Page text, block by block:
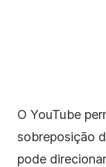
O YouTube
sobreposição
pode